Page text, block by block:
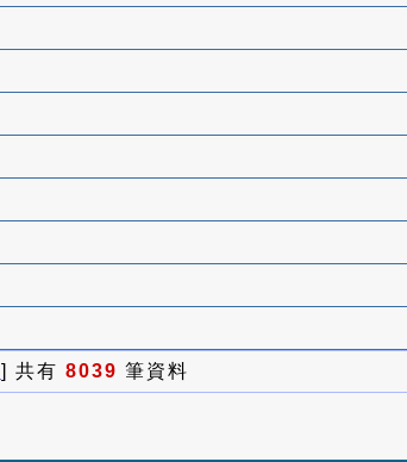
] 共有 8039 筆資料